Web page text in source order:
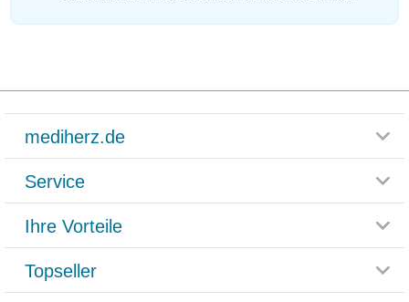
mediherz.de
Glossar
Häufig gestellte Fragen
Datenschutz
Service
Rücksendemöglichkeit
Paketlieferstatus
Ihre Vorteile
Rezeptlieferung
Bonusprogramm
Topseller